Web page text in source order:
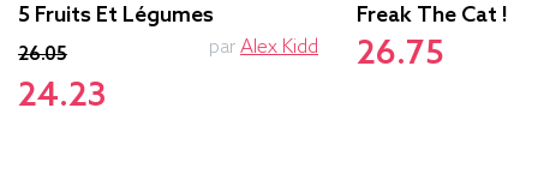
5 Fruits Et Légumes
26.05
24.23
par Alex Kidd
Freak The Cat !
26.75